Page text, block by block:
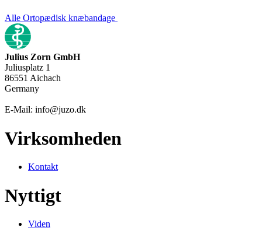
Alle Ortopædisk knæbandage
Julius Zorn GmbH
Juliusplatz 1
86551 Aichach
Germany
E-Mail: info@juzo.dk
Virksomheden
Kontakt
Nyttigt
Viden